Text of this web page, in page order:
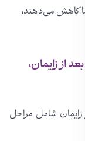
کاهش می‌دهند،
بعد اززایمان،
زایمان شامل مراحل